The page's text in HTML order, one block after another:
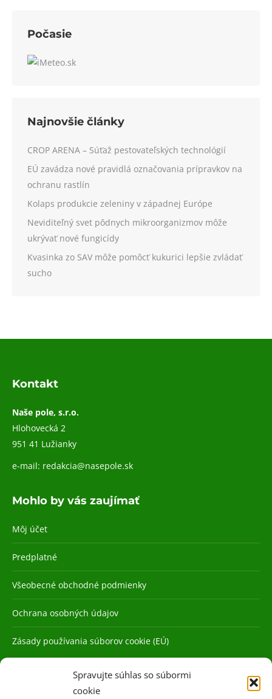
Spravujte súhlas so súbormi
cookie
Počasie
Najnovšie články
CROP ARENA – Súťaž pestovateľských technológií
EÚ zavádza nové pravidlá označovania prípravkov na
ochranu rastlín
Kolaps produkcie zeleniny v západnej Európe
Neviditeľný svet pôdnych mikroorganizmov môže
ukrývať nové fungicídy
Kvasinka zo SAV môže pomôcť kukurici lepšie zvládať
sucho
Kontakt
Naše pole, s.r.o.
Hlohovecká 2
951 41 Lužianky
e-mail: redakcia@nasepole.sk
Mohlo by vás zaujímať
Môj účet
Predplatné
Všeobecné obchodné podmienky
Ochrana osobných údajov
Zásady používania súborov cookie (EÚ)